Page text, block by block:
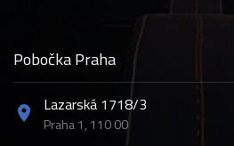
Pobočka Praha
Lazarská 1718/3
Praha 1, 110 00